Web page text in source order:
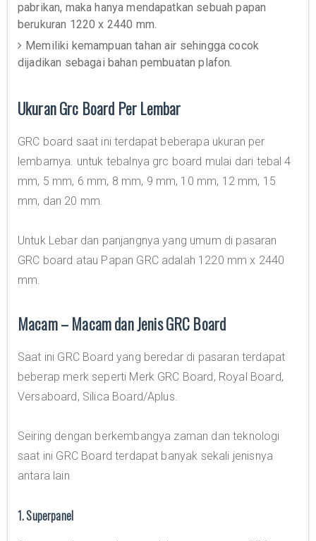
pabrikan, maka hanya mendapatkan sebuah papan
berukuran 1220 x 2440 mm.
Memiliki kemampuan tahan air sehingga cocok
dijadikan sebagai bahan pembuatan plafon.
Ukuran Grc Board Per Lembar
GRC board saat ini terdapat beberapa ukuran per
lembarnya. untuk tebalnya grc board mulai dari tebal 4
mm, 5 mm, 6 mm, 8 mm, 9 mm, 10 mm, 12 mm, 15
mm, dan 20 mm.
Untuk Lebar dan panjangnya yang umum di pasaran
GRC board atau Papan GRC adalah 1220 mm x 2440
mm.
Macam – Macam dan Jenis GRC Board
Saat ini GRC Board yang beredar di pasaran terdapat
beberap merk seperti Merk GRC Board, Royal Board,
Versaboard, Silica Board/Aplus.
Seiring dengan berkembangya zaman dan teknologi
saat ini GRC Board terdapat banyak sekali jenisnya
antara lain
1. Superpanel